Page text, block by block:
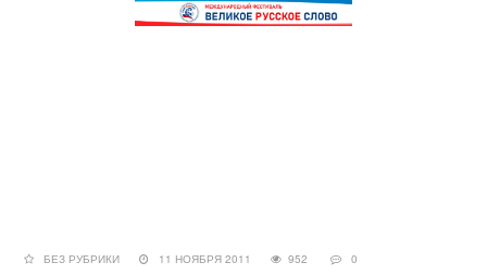
БЕЗ РУБРИКИ 11 НОЯБРЯ 2011 952 0